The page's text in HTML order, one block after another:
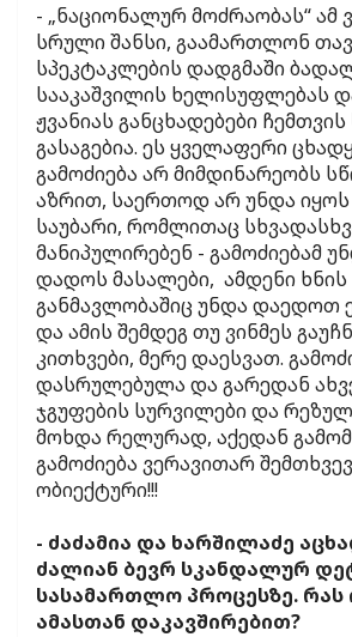
- „ნაციონალურ მოძრაობას“ ამ
სრული შანსი, გაამართლონ
სპეკტაკლების დადგმაში
სააკაშვილის ხელისუფლებას
ჟვანიას განცხადებები
გასაგებია. ეს ყველაფერი
გამოძიება არ მიმდინარეობს
აზრით, საერთოდ არ უნდა იყოს
საუბარი, რომლითაც
მანიპულირებენ - გამოძიებამ
დადოს მასალები, ამდენი ხნის
განმავლობაშიც უნდა დაედოთ
და ამის შემდეგ თუ ვინმეს
კითხვები, მერე დაესვათ.
დასრულებულა და გარედან
ჯგუფების სურვილები და
მოხდა რელურად, აქედან
გამოძიება ვერავითარ
ობიექტური!!!
- ძაძამია და ხარშილაძე
ძალიან ბევრ სკანდალურ
სასამართლო პროცესზე.
ამასთან დაკავშირებით?